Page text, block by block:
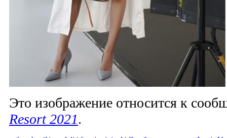
Это изображение относится к
Resort 2021.